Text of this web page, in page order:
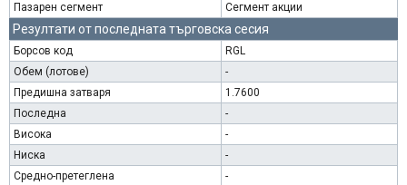
Пазарен сегмент
Сегмент акции
Резултати от последната търговска сесия
Борсов код
RGL
Обем (лотове)
-
Предишна затваря
1.7600
Последна
-
Висока
-
Ниска
-
Средно-претеглена
-